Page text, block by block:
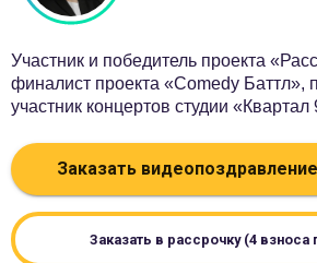
Участник и победитель проекта
финалист проекта «Comedy Баттл»,
участник концертов студии «Квартал
Заказать
Заказать в рассрочку (4 взноса